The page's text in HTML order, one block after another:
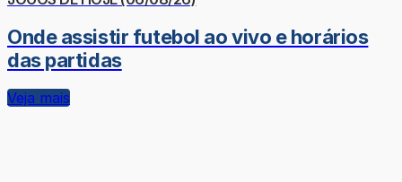
Onde assistir futebol ao vivo e horários
das partidas
Veja mais